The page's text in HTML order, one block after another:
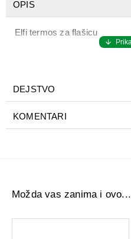
OPIS
Elfi termos za flašicu
DEJSTVO
KOMENTARI
Možda vas zanima i ovo...